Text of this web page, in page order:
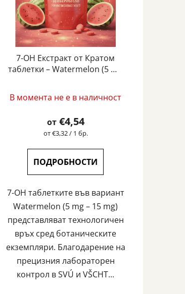
7-OH Екстракт от Кратом
таблетки – Watermelon (5 mg
В момента не е в наличност
от€4,54
Измерване
цената:
от €3,32 / 1 бр.
ПОДРОБНОСТИ
7-OH таблетките във вариант
Watermelon (5 mg – 15 mg)
представляват технологичен
връх сред ботаническите
екземпляри. Благодарение на
прецизния лабораторен
контрол в SVÚ и VŠCHT...